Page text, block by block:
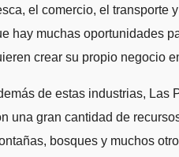
el comercio, el transporte
hay muchas oportunidades
crear su propio negocio
de estas industrias, Las
una gran cantidad de
bosques y muchos